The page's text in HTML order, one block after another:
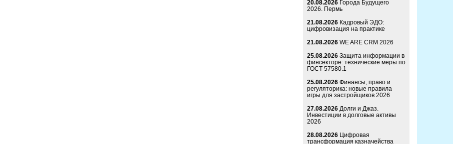
20.08.2026 Города Будущего
2026. Пермь
21.08.2026 Кадровый ЭДО:
цифровизация на практике
21.08.2026 WE ARE CRM 2026
25.08.2026 Защита информации в
финсекторе: технические меры по
ГОСТ 57580.1
25.08.2026 Финансы, право и
регуляторика: новые правила
игры для застройщиков 2026
27.08.2026 Долги и Джаз.
Инвестиции в долговые активы
2026
28.08.2026 Цифровая
трансформация казначейства